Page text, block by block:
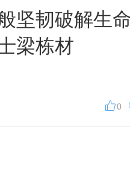
坚韧破解生
梁栋材
0